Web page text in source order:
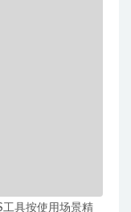
具按使用场景精